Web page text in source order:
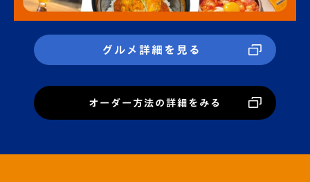
グルメ詳細を見る
オーダー方法の詳細をみる